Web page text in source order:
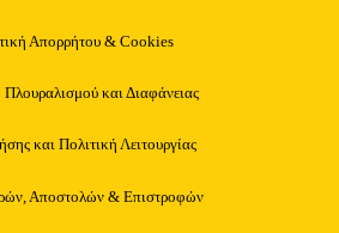
Απορρήτου & Cookies
Πλουραλισμού και Διαφάνειας
και Πολιτική Λειτουργίας
Αποστολών & Επιστροφών